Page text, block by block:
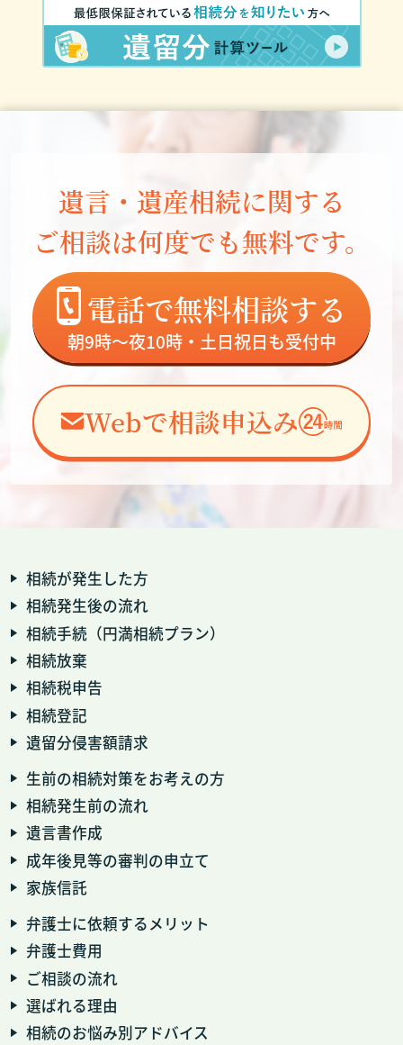
遺言・遺産相続に関する
ご相談は何度でも無料です。
電話で無料相談する
朝9時～夜10時・土日祝日も受付中
Webで相談申込み
相続が発生した方
相続発生後の流れ
相続手続（円満相続プラン）
相続放棄
相続税申告
相続登記
遺留分侵害額請求
生前の相続対策をお考えの方
相続発生前の流れ
遺言書作成
成年後見等の審判の申立て
家族信託
弁護士に依頼するメリット
弁護士費用
ご相談の流れ
選ばれる理由
相続のお悩み別アドバイス